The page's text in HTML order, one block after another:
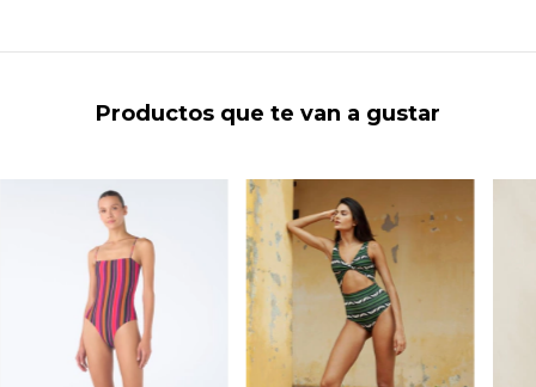
Productos que te van a gustar